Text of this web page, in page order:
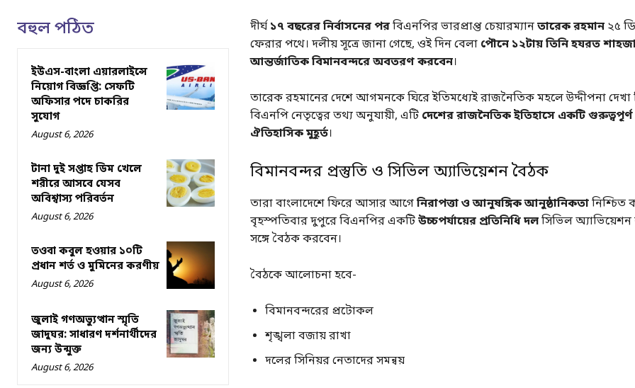
বহুল পঠিত
ইউএস-বাংলা এয়ারলাইন্সে
নিয়োগ বিজ্ঞপ্তি: সেফটি
অফিসার পদে চাকরির
সুযোগ
August 6, 2026
টানা দুই সপ্তাহ ডিম খেলে
শরীরে আসবে যেসব
অবিশ্বাস্য পরিবর্তন
August 6, 2026
তওবা কবুল হওয়ার ১০টি
প্রধান শর্ত ও মুমিনের করণীয়
August 6, 2026
জুলাই গণঅভ্যুত্থান স্মৃতি
জাদুঘর: সাধারণ দর্শনার্থীদের
জন্য উন্মুক্ত
August 6, 2026
দীর্ঘ ১৭ বছরের নির্বাসনের পরবিএনপির ভারপ্রাপ্ত চেয়ারম্যানতারেক রহমান২৫
ফেরার পথে। দলীয় সূত্রে জানা গেছে, ওই দিন বেলা পৌনে ১২টায় তিনি হযরত
আন্তর্জাতিক বিমানবন্দরে অবতরণ করবেন।
তারেক রহমানের দেশে আগমনকে ঘিরে ইতিমধ্যেই রাজনৈতিক মহলে উদ্দীপনা দেখা
বিএনপি নেতৃত্বের তথ্য অনুযায়ী, এটি দেশের রাজনৈতিক ইতিহাসে একটি
ঐতিহাসিক মুহূর্ত।
বিমানবন্দর প্রস্তুতি ও সিভিল অ্যাভিয়েশন বৈঠক
তারা বাংলাদেশে ফিরে আসার আগেনিরাপত্তা ও আনুষঙ্গিক আনুষ্ঠানিকতানিশ্চিত
বৃহস্পতিবার দুপুরে বিএনপির একটিউচ্চপর্যায়ের প্রতিনিধি দলসিভিল অ্যাভিয়েশন
সঙ্গে বৈঠক করবেন।
বৈঠকে আলোচনা হবে-
বিমানবন্দরের প্রটোকল
শৃঙ্খলা বজায় রাখা
দলের সিনিয়র নেতাদের সমন্বয়